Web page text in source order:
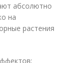
абсолютно
на
растения